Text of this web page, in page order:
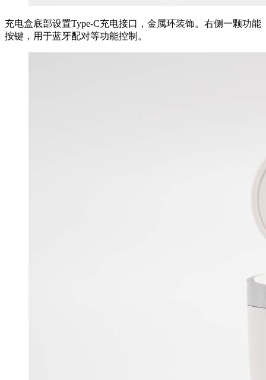
充电盒底部设置Type-C充电接口，金属环装饰。右侧一颗功能
按键，用于蓝牙配对等功能控制。